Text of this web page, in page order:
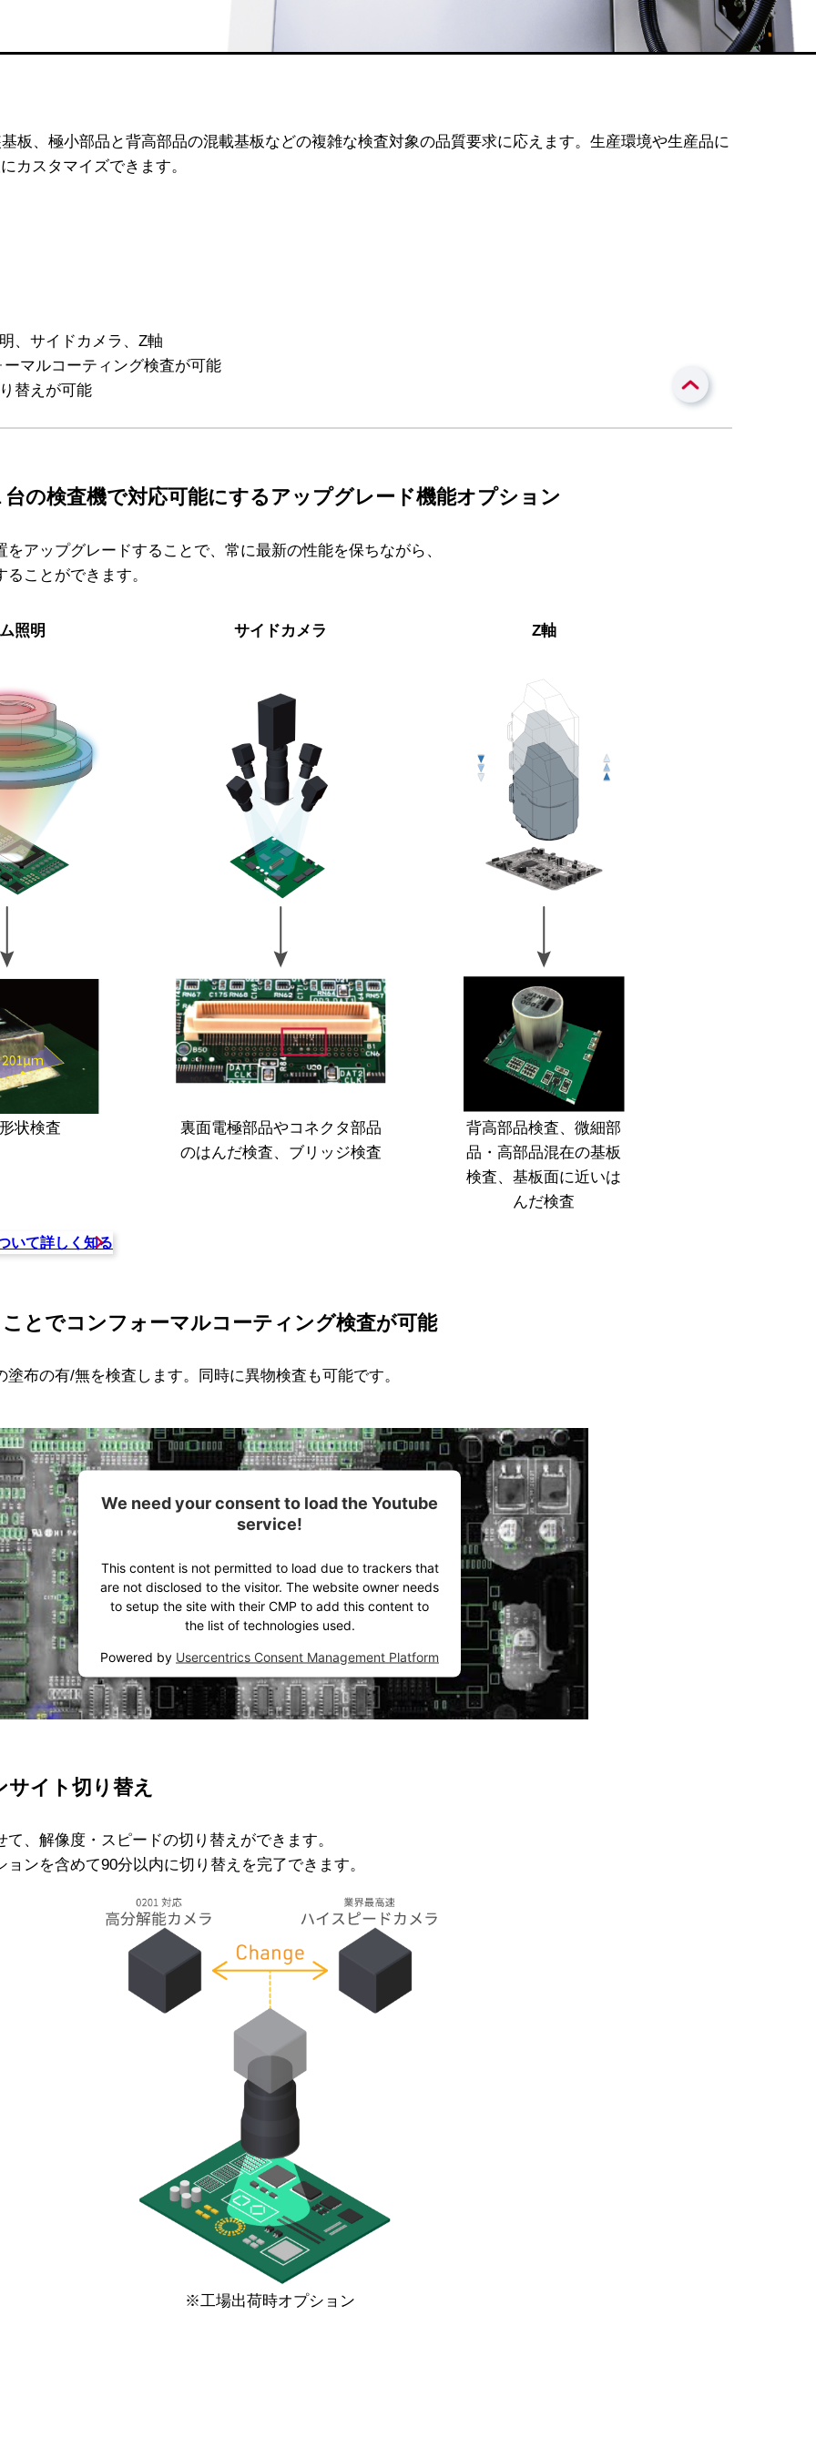
板、極小部品と背高部品の混載基板などの複雑な検査対象の品質要求に応えます。生産環境や生産品に
カスタマイズできます。
、サイドカメラ、Z軸
マルコーティング検査が可能
替えが可能
の検査機で対応可能にするアップグレード機能オプション
アップグレードすることで、常に最新の性能を保ちながら、
ことができます。
照明​
状検査​
サイドカメラ
裏面電極部品やコネクタ部品
のはんだ検査、ブリッジ検査
Z軸
背高部品検査、微細部
品・高部品混在の基板
検査、基板面に近いは
んだ検査
いて詳しく知る
とでコンフォーマルコーティング検査が可能
布の有/無を検査します。同時に異物検査も可能です。
We need your consent to load the Youtube
service!
This content is not permitted to load due to trackers that
are not disclosed to the visitor. The website owner needs
to setup the site with their CMP to add this content to
the list of technologies used.
Powered by Usercentrics Consent Management Platform
イト切り替え
、解像度・スピードの切り替えができます。
ンを含めて90分以内に切り替えを完了できます。
※工場出荷時オプション